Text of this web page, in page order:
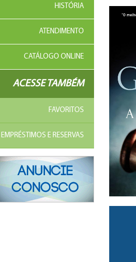
HISTÓRIA
ATENDIMENTO
CATÁLOGO ONLINE
ACESSE TAMBÉM
FAVORITOS
EMPRÉSTIMOS E RESERVAS